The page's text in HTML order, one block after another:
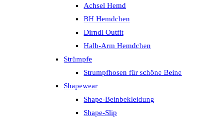
Achsel Hemd
BH Hemdchen
Dirndl Outfit
Halb-Arm Hemdchen
Strümpfe
Strumpfhosen für schöne Beine
Shapewear
Shape-Beinbekleidung
Shape-Slip